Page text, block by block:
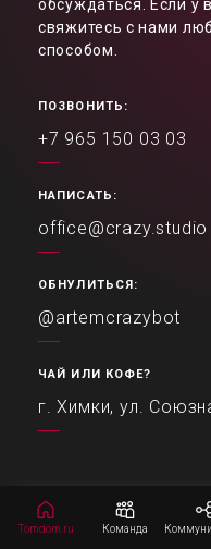
Tomdom.ru Команда
обсуждаться. Если у
свяжитесь с нами
способом.
ПОЗВОНИТЬ:
+7 965 150 03 03
НАПИСАТЬ:
office@crazy.studio
ОБНУЛИТЬСЯ:
@artemcrazybot
ЧАЙ ИЛИ КОФЕ?
г. Химки, ул.